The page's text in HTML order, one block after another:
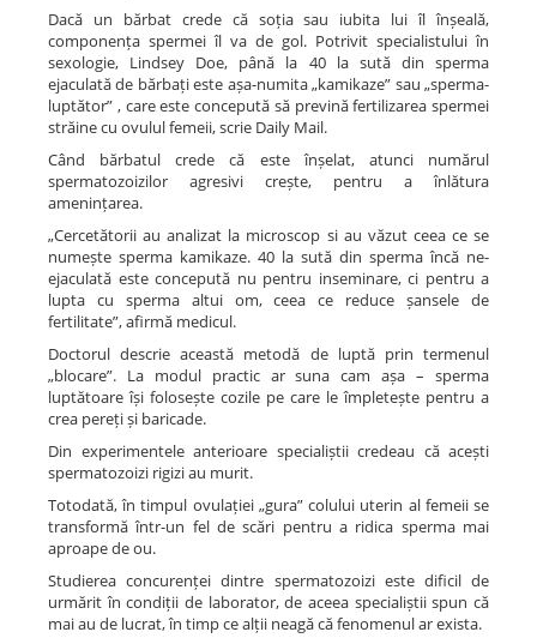
Dacă un bărbat crede că soția sau iubita lui îl înșeală,
componența spermei îl va de gol. Potrivit specialistului în
sexologie, Lindsey Doe, până la 40 la sută din sperma
ejaculată de bărbați este așa-numita „kamikaze” sau „sperma-
luptător” , care este concepută să prevină fertilizarea spermei
străine cu ovulul femeii, scrie Daily Mail.
Când bărbatul crede că este înșelat, atunci numărul
spermatozoizilor agresivi crește, pentru a înlătura
amenințarea.
„Cercetătorii au analizat la microscop si au văzut ceea ce se
numește sperma kamikaze. 40 la sută din sperma încă ne-
ejaculată este concepută nu pentru inseminare, ci pentru a
lupta cu sperma altui om, ceea ce reduce șansele de
fertilitate”, afirmă medicul.
Doctorul descrie această metodă de luptă prin termenul
„blocare”. La modul practic ar suna cam așa – sperma
luptătoare își folosește cozile pe care le împletește pentru a
crea pereți și baricade.
Din experimentele anterioare specialiștii credeau că acești
spermatozoizi rigizi au murit.
Totodată, în timpul ovulației „gura” colului uterin al femeii se
transformă într-un fel de scări pentru a ridica sperma mai
aproape de ou.
Studierea concurenței dintre spermatozoizi este dificil de
urmărit în condiții de laborator, de aceea specialiștii spun că
mai au de lucrat, în timp ce alții neagă că fenomenul ar exista.